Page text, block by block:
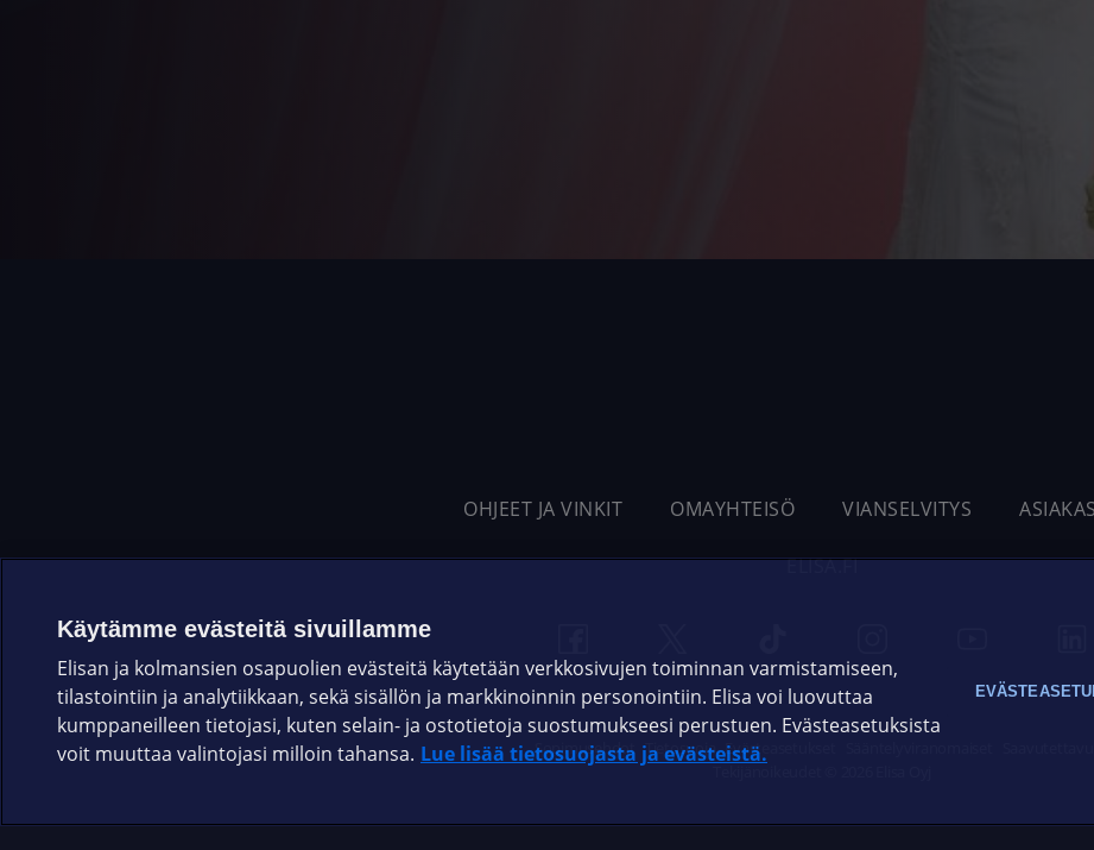
OHJEET JA VINKIT OMAYHTEISÖ VIANSELVITYS
ELISA.FI
Sopimusehdot Tietosuoja Evästeasetukset
Käytämme evästeitä sivuillamme
Elisan ja kolmansien osapuolien evästeitä käytetään verkkosivujen toiminnan varmistamiseen,
tilastointiin ja analytiikkaan, sekä sisällön ja markkinoinnin personointiin. Elisa voi luovuttaa
kumppaneilleen tietojasi, kuten selain- ja ostotietoja suostumukseesi perustuen. Evästeasetuksista
voit muuttaa valintojasi milloin tahansa. Lue lisää tietosuojasta ja evästeistä.